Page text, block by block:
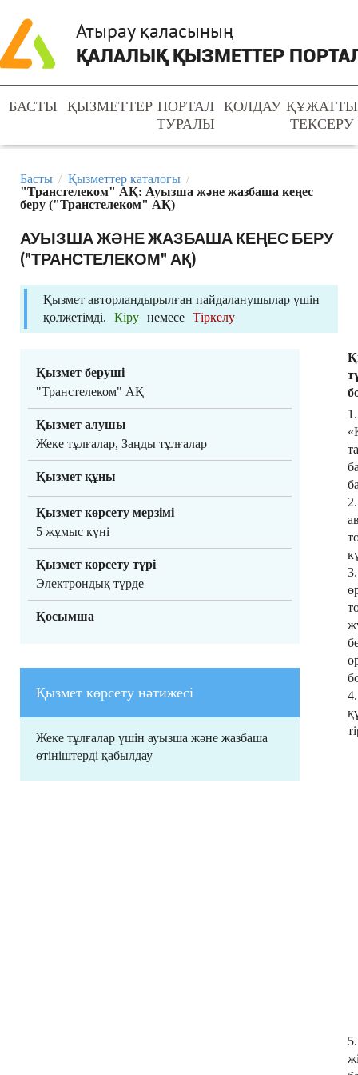
Атырау қаласының
ҚАЛАЛЫҚ ҚЫЗМЕТТЕР
БАСТЫ ҚЫЗМЕТТЕР ПОРТАЛ
ТУРАЛЫ
ҚОЛДАУ ҚҰЖАТТЫ
ТЕКСЕРУ
Басты / Қызметтер каталогы /
"Транстелеком" АҚ: Ауызша және жазбаша кеңес
беру ("Транстелеком" АҚ)
АУЫЗША ЖӘНЕ ЖАЗБАША КЕҢЕС БЕРУ
("ТРАНСТЕЛЕКОМ" АҚ)
Қызмет авторландырылған пайдаланушылар үшін
қолжетімді.
Кіру немесе Тіркелу
Қызмет беруші
"Транстелеком" АҚ
Қызмет алушы
Жеке тұлғалар, Заңды тұлғалар
Қызмет құны
Қызмет көрсету мерзімі
5 жұмыс күні
Қызмет көрсету түрі
Электрондық түрде
Қосымша
Қызмет көрсету нәтижесі
Жеке тұлғалар үшін ауызша және жазбаша
өтініштерді қабылдау